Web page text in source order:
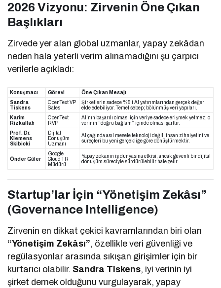
2026 Vizyonu: Zirvenin Öne Çıkan
Başlıkları
Zirvede yer alan global uzmanlar, yapay zekâdan
neden hala yeterli verim alınamadığını şu çarpıcı
verilerle açıkladı:
Konuşmacı Görevi
Öne Çıkan Mesajı
Sandra
Tiskens
OpenText VP
Sales
Şirketlerin sadece %5’i AI yatırımlarından gerçek değer
elde edebiliyor. Temel sebep; bölünmüş veri yapıları.
Karim
Rizkallah
OpenText
RVP
AI’nın başarılı olması için veriye sadece erişmek yetmez; o
verinin “doğru bağlam” içinde olması şarttır.
Prof. Dr.
Klemens
Skibicki
Dijital
Dönüşüm
Uzmanı
AI çağında asıl mesele teknoloji değil, insan zihniyetini ve
süreçleri bu yeni gerçekliğe göre dönüştürmektir.
Önder Güler
Google
Cloud TR
Müdürü
Yapay zekanın iş dünyasına etkisi, ancak güvenli bir dijital
dönüşüm süreciyle sürdürülebilir hale gelir.
Startup’lar İçin “Yönetişim Zekâsı”
(Governance Intelligence)
Zirvenin en dikkat çekici kavramlarından biri olan
“Yönetişim Zekâsı”, özellikle veri güvenliği ve
regülasyonlar arasında sıkışan girişimler için bir
kurtarıcı olabilir. Sandra Tiskens, iyi verinin iyi
şirket demek olduğunu vurgulayarak, yapay